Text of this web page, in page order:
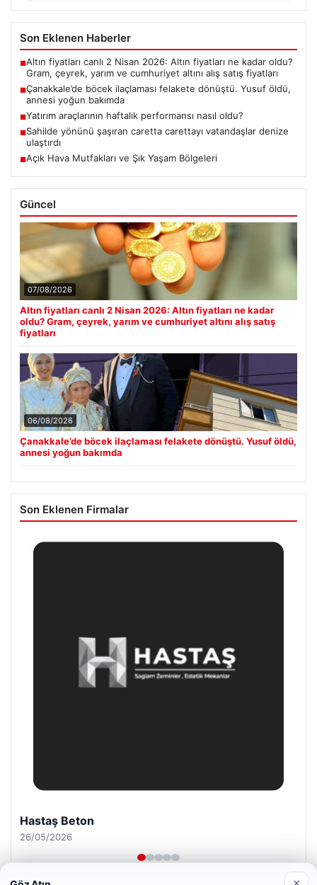
Son Eklenen Haberler
■Altın fiyatları canlı 2 Nisan 2026: Altın fiyatları ne kadar oldu?
Gram, çeyrek, yarım ve cumhuriyet altını alış satış fiyatları
■Çanakkale’de böcek ilaçlaması felakete dönüştü. Yusuf öldü,
annesi yoğun bakımda
■Yatırım araçlarının haftalık performansı nasıl oldu?
■Sahilde yönünü şaşıran caretta carettayı vatandaşlar denize
ulaştırdı
■Açık Hava Mutfakları ve Şık Yaşam Bölgeleri
Güncel
07/08/2026
Altın fiyatları canlı 2 Nisan 2026: Altın fiyatları ne kadar
oldu? Gram, çeyrek, yarım ve cumhuriyet altını alış satış
fiyatları
06/08/2026
Çanakkale’de böcek ilaçlaması felakete dönüştü. Yusuf öldü,
annesi yoğun bakımda
Son Eklenen Firmalar
Prenses Night Club
29/04/2026